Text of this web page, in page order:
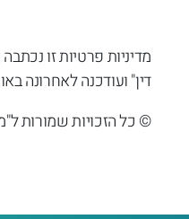
מדיניות פרטיות זו
דין" ועודכנה לאחרונה
© כל הזכויות שמורות